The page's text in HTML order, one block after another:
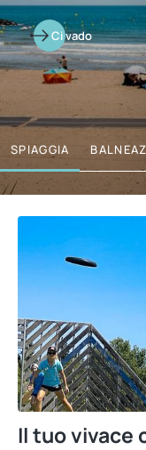
SPIAGGIA
Ci vado
Il tuo vivace